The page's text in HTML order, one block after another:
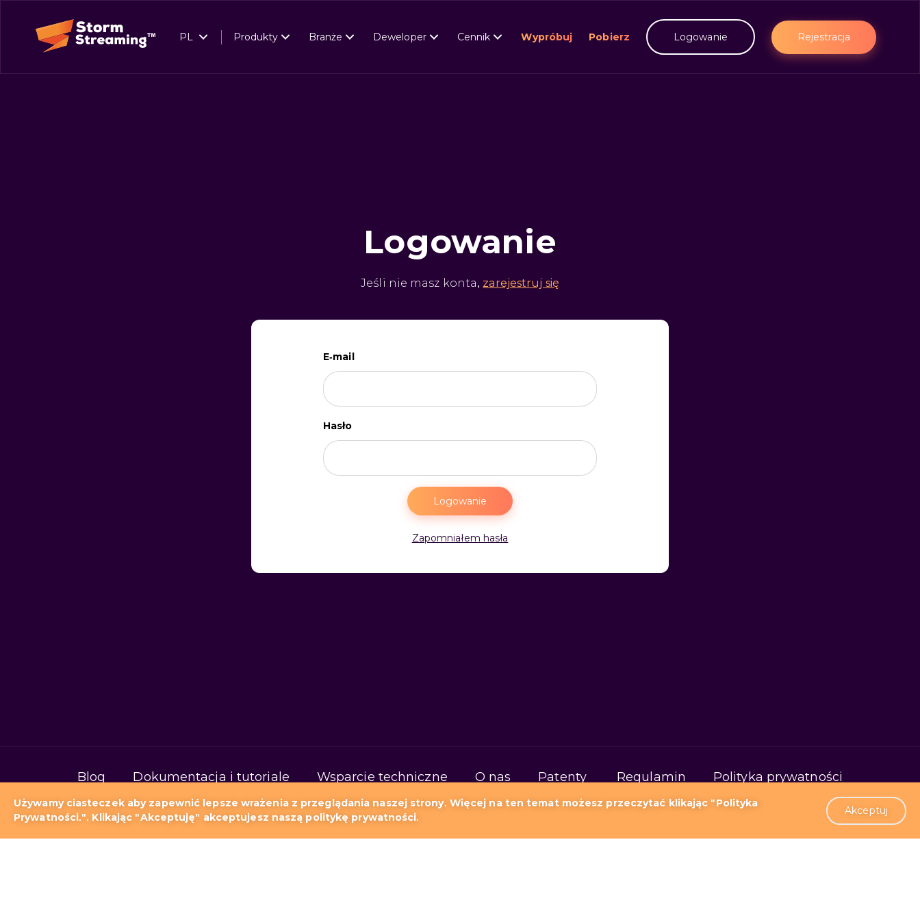
PL Produkty Branże Deweloper Cennik Wypróbuj Pobierz Logowanie Rejestracja
Logowanie
Jeśli nie masz konta, zarejestruj się
E-mail
Hasło
Logowanie
Zapomniałem hasła
Blog Dokumentacja i tutoriale Wsparcie techniczne O nas Patenty Regulamin Polityka prywatności
Kontakt
Storm jako alternatywa dla Wowzy Storm jako alternatywa dla Red5 Media Server
Używamy ciasteczek aby zapewnić lepsze wrażenia z przeglądania naszej strony. Więcej na ten temat możesz przeczytać klikając "Polityka
Prywatności.". Klikając "Akceptuję" akceptujesz naszą politykę prywatności.
Akceptuj